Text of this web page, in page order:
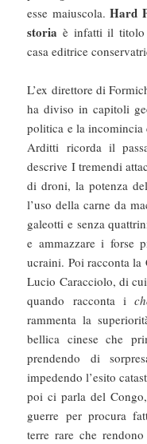
esse maiuscola.Hard
storiaè infatti il titolo
casa editrice
L’ex direttore di
ha diviso in capitoli
politica e la incomincia
Arditti ricorda il
descrive I tremendi
di droni, la potenza
l’uso della carne da
galeotti e senza
e ammazzare i forse
ucraini. Poi racconta la
Lucio Caracciolo, di
quando racconta i
rammenta la
bellica cinese che
prendendo di
impedendo l’esito
poi ci parla del
guerre per procura
terre rare che